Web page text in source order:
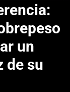
un
de su